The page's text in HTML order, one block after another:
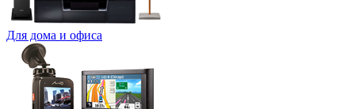
Для дома и офиса